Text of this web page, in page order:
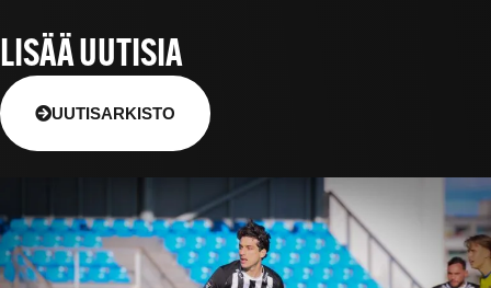
LISÄÄ UUTISIA
UUTISARKISTO